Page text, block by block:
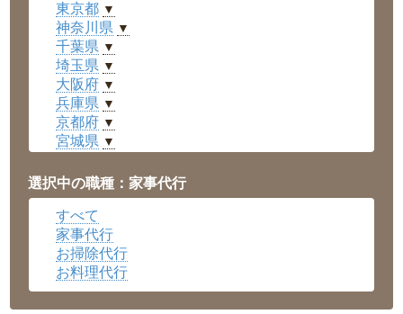
東京都 ▼
神奈川県 ▼
千葉県 ▼
埼玉県 ▼
大阪府 ▼
兵庫県 ▼
京都府 ▼
宮城県 ▼
福井県 ▼
岡山県 ▼
広島県
沖縄県 ▼
選択中の職種：家事代行
すべて
家事代行
お掃除代行
お料理代行